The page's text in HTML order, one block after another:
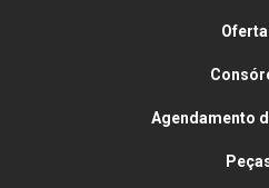
Agendamento